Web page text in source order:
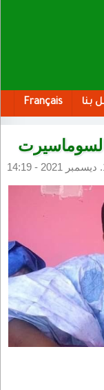
بنا Français
لسوماسيرت